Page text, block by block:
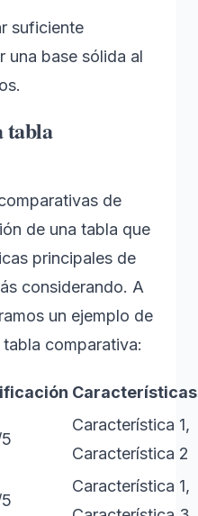
suficiente
una base sólida al
tabla
de
de una tabla que
principales de
considerando. A
un ejemplo de
comparativa:
Características
Característica 1,
Característica 2
Característica 1,